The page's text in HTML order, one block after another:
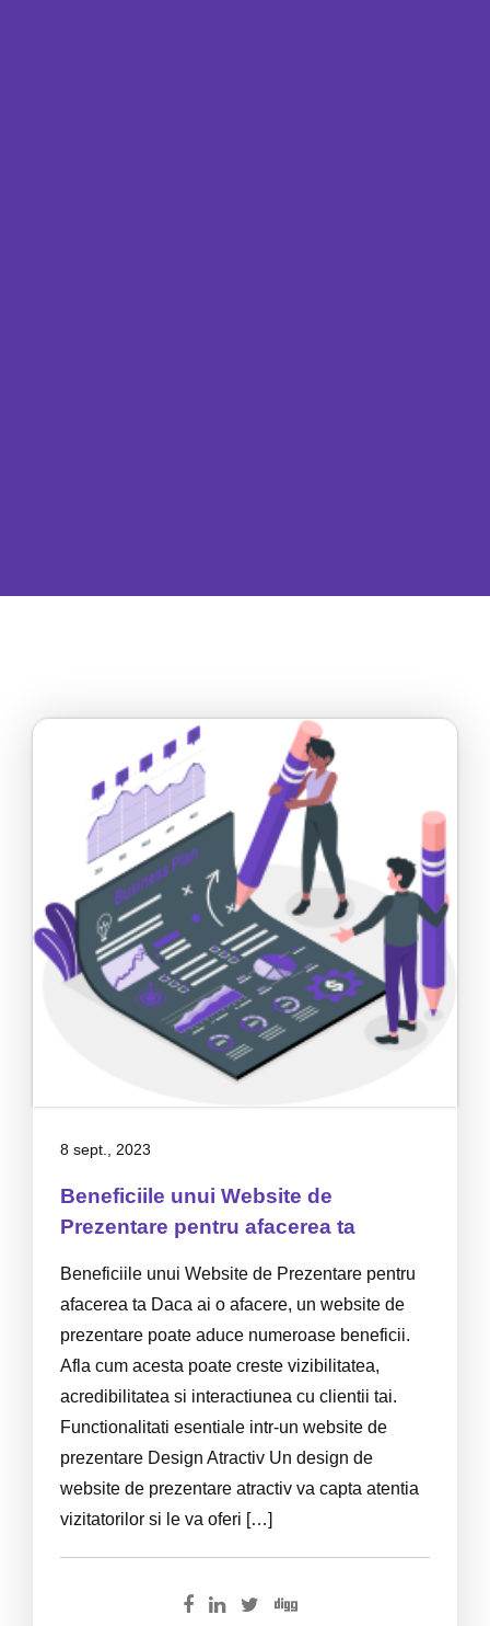
8 sept., 2023
Beneficiile unui Website de
Prezentare pentru afacerea ta
Beneficiile unui Website de Prezentare pentru
afacerea ta Daca ai o afacere, un website de
prezentare poate aduce numeroase beneficii.
Afla cum acesta poate creste vizibilitatea,
acredibilitatea si interactiunea cu clientii tai.
Functionalitati esentiale intr-un website de
prezentare Design Atractiv Un design de
website de prezentare atractiv va capta atentia
vizitatorilor si le va oferi […]